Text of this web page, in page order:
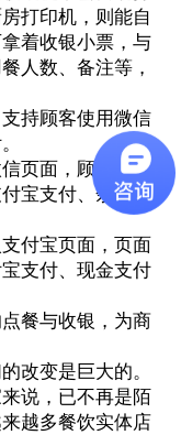
打印机，则能自
着收银小票，与
人数、备注等，
持顾客使用微信
信页面，顾客提交
宝支付、余额支
付宝页面，页面
支付、现金支付
餐与收银，为商
改变是巨大的。
说，已不再是陌
越多餐饮实体店